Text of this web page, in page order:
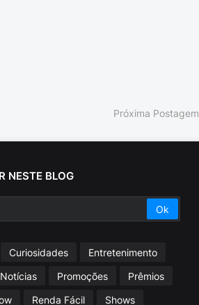
Próxima Postagem
NESTE BLOG
Curiosidades
Entretenimento
Notícias Promoções
Prêmios
Renda Fácil Shows